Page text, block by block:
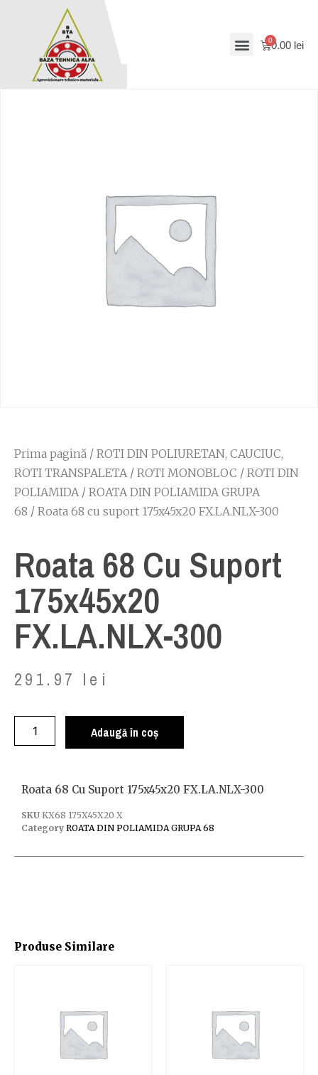
0.00 lei
Prima pagină / ROTI DIN POLIURETAN, CAUCIUC,
ROTI TRANSPALETA/ ROTI MONOBLOC / ROTI DIN
POLIAMIDA/ ROATA DIN POLIAMIDA GRUPA
68 / Roata 68 cu suport 175x45x20 FX.LA.NLX-300
Roata 68 Cu Suport
175x45x20
FX.LA.NLX-300
291.97 lei
Adaugă în coș
Produse Similare
Roata 68 Cu Suport 175x45x20 FX.LA.NLX-300
SKU KX68 175X45X20 X
Category ROATA DIN POLIAMIDA GRUPA 68